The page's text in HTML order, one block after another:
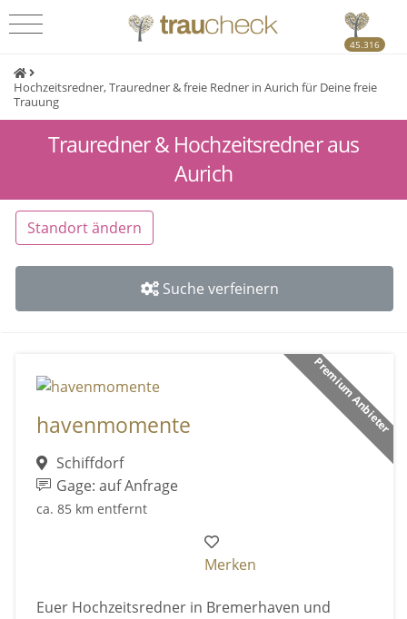
45.316
Hochzeitsredner, Trauredner & freie Redner in Aurich für Deine freie
Trauung
Trauredner & Hochzeitsredner aus
Aurich
Standort ändern
Suche verfeinern
Premium Anbieter
havenmomente
Schiffdorf
Gage: auf Anfrage
ca. 85 km entfernt
Merken
Euer Hochzeitsredner in Bremerhaven und